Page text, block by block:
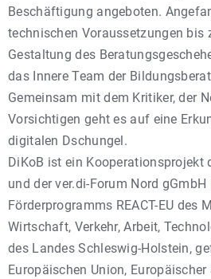
Beschäftigung angeboten.
technischen Voraussetzungen bis
Gestaltung des
das Innere Team der
Gemeinsam mit dem Kritiker, der
Vorsichtigen geht es auf eine
digitalen Dschungel.
DiKoB ist ein Kooperationsprojekt
und der ver.di-Forum Nord
Förderprogramms REACT-EU des
Wirtschaft, Verkehr, Arbeit,
des Landes Schleswig-Holstein,
Europäischen Union,